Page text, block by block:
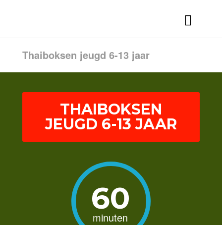
Thaiboksen jeugd 6-13 jaar
THAIBOKSEN
JEUGD 6-13 JAAR
60
minuten